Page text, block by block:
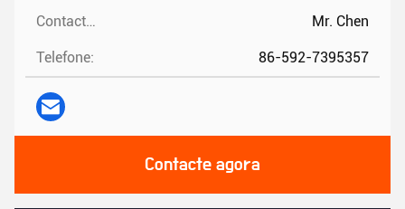
Contactos: Mr. Chen
Telefone: 86-592-7395357
Contacte agora